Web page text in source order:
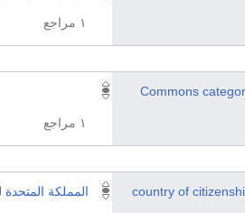
١ مراجع
Commons
١ مراجع
country of المملكة المتحدة